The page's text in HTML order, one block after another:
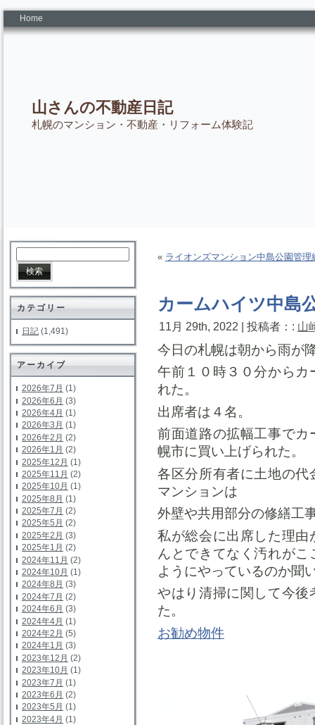
Home
山さんの不動産日記
札幌のマンション・不動産・リフォーム体験記
カテゴリー
日記 (1,491)
アーカイブ
2026年7月 (1)
2026年6月 (3)
2026年4月 (1)
2026年3月 (1)
2026年2月 (2)
2026年1月 (2)
2025年12月 (1)
2025年11月 (2)
2025年10月 (1)
2025年8月 (1)
2025年7月 (2)
2025年5月 (2)
2025年2月 (3)
2025年1月 (2)
2024年11月 (2)
2024年10月 (1)
2024年8月 (3)
2024年7月 (2)
2024年6月 (3)
2024年4月 (1)
2024年2月 (5)
2024年1月 (3)
2023年12月 (2)
2023年10月 (1)
2023年7月 (1)
2023年6月 (2)
2023年5月 (1)
2023年4月 (1)
« ライオンズマンション中島公園管理
カームハイツ中島
11月 29th, 2022 | 投稿者：: 山
今日の札幌は朝から雨が
午前１０時３０分から
れた。
出席者は４名。
前面道路の拡幅工事で
幌市に買い上げられた。
各区分所有者に土地の
マンションは
外壁や共用部分の修繕工
私が総会に出席した理
んとできてなく汚れが
ようにやっているのか聞
やはり清掃に関して今
た。
お勧め物件